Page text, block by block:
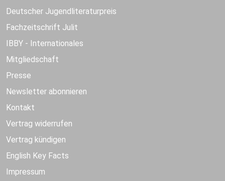
Deutscher Jugendliteraturpreis
Fachzeitschrift Julit
IBBY - Internationales
Mitgliedschaft
Presse
Newsletter abonnieren
Kontakt
Vertrag widerrufen
Vertrag kündigen
English Key Facts
Impressum